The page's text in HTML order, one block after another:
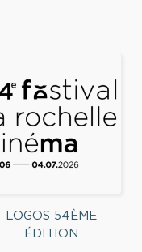
LOGOS 54ÈME
ÉDITION